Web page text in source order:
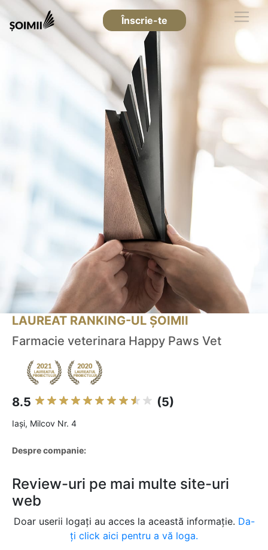
Înscrie-te
LAUREAT RANKING-UL ȘOIMII
Farmacie veterinara Happy Paws Vet
8.5 (5)
Iaşi, Milcov Nr. 4
Despre companie:
Review-uri pe mai multe site-uri
web
Doar userii logați au acces la această informație. Da-
ți click aici pentru a vă loga.